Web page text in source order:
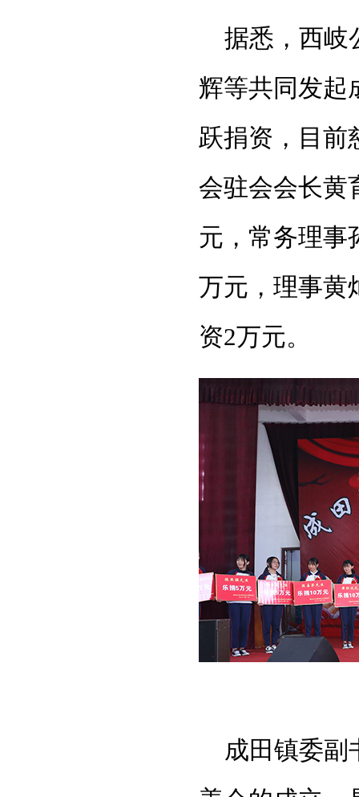
据悉，西岐
辉等共同发起
跃捐资，目前
会驻会会长黄
元，常务理事
万元，理事黄
资2万元。
成田镇委副